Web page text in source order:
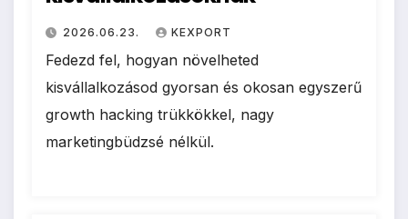
2026.06.23. KEXPORT
Fedezd fel, hogyan növelheted
kisvállalkozásod gyorsan és okosan egyszerű
growth hacking trükkökkel, nagy
marketingbüdzsé nélkül.